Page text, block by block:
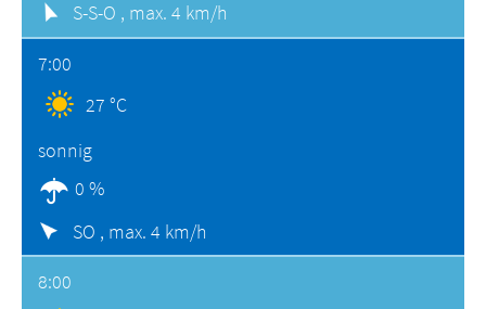
S-S-O , max. 4 km/h
7:00
27 °C
sonnig
0 %
SO , max. 4 km/h
8:00